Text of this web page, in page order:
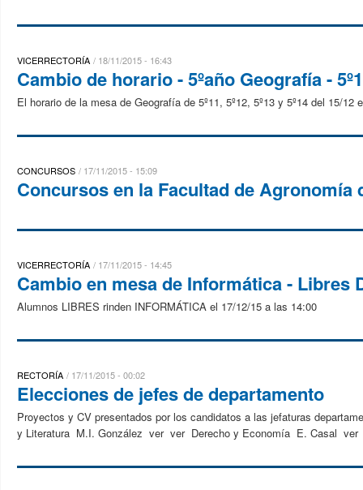
VICERRECTORÍA 18/11/2015 - 16:43
Cambio de horario - 5ºaño Geografía -
El horario de la mesa de Geografía de 5º11, 5º12, 5º13 y 5º14 del 15/12
CONCURSOS 17/11/2015 - 15:09
Concursos en la Facultad de Agronomía
VICERRECTORÍA 17/11/2015 - 14:45
Cambio en mesa de Informática - Libres
Alumnos LIBRES rinden INFORMÁTICA el 17/12/15 a las 14:00
RECTORÍA 17/11/2015 - 00:02
Elecciones de jefes de departamento
Proyectos y CV presentados por los candidatos a las jefaturas
y Literatura M.I. González ver ver Derecho y Economía E. Casal